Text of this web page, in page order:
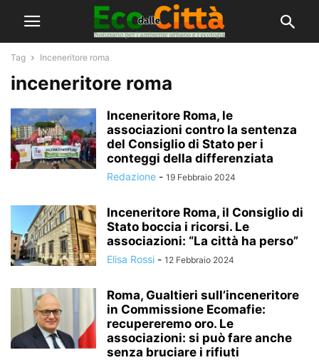
Tag Inceneritore roma
inceneritore roma
Inceneritore Roma, le
associazioni contro la sentenza
del Consiglio di Stato per i
conteggi della differenziata
Redazione - 19 Febbraio 2024
Inceneritore Roma, il Consiglio di
Stato boccia i ricorsi. Le
associazioni: “La città ha perso”
Elisa Rossi - 12 Febbraio 2024
Roma, Gualtieri sull’inceneritore
in Commissione Ecomafie:
recupereremo oro. Le
associazioni: si può fare anche
senza bruciare i rifiuti